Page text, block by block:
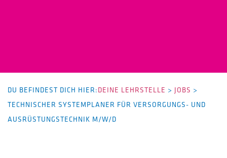
DU BEFINDEST DICH HIER:DEINE LEHRSTELLE > JOBS >
TECHNISCHER SYSTEMPLANER FÜR VERSORGUNGS- UND
AUSRÜSTUNGSTECHNIK M/W/D